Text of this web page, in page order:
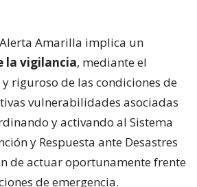
Amarilla implica un
la vigilancia, mediante el
riguroso de las condiciones de
vulnerabilidades asociadas
y activando al Sistema
y Respuesta ante Desastres
de actuar oportunamente frente
de emergencia.